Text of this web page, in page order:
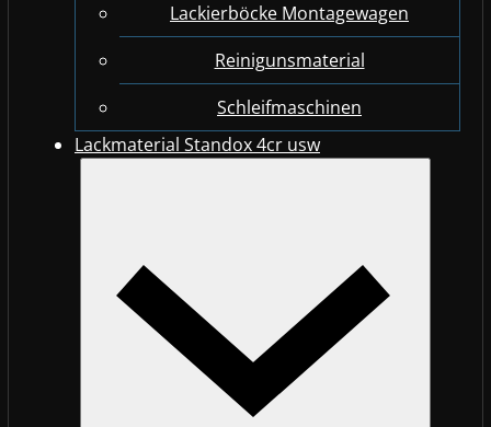
Lackierböcke Montagewagen
Reinigunsmaterial
Schleifmaschinen
Lackmaterial Standox 4cr usw